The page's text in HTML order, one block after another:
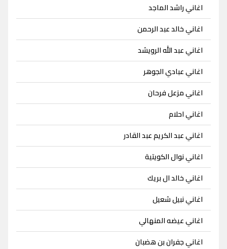
اغاني راشد الماجد
اغاني خالد عبد الرحمن
اغاني عبد الله الرويشد
اغاني عبادي الجوهر
اغاني مزعل فرحان
اغاني احلام
اغاني عبد الكريم عبد القادر
اغاني نوال الكويتية
اغاني خالد ال بريك
اغاني نبيل شعيل
اغاني عيضه المنهالي
اغاني جفران بن هضبان